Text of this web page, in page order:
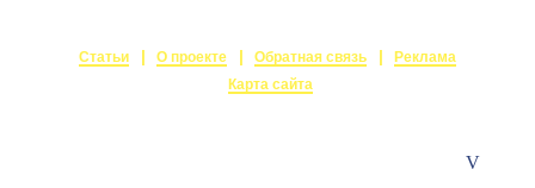
Статьи О проекте Обратная связь
Реклама
Карта сайта